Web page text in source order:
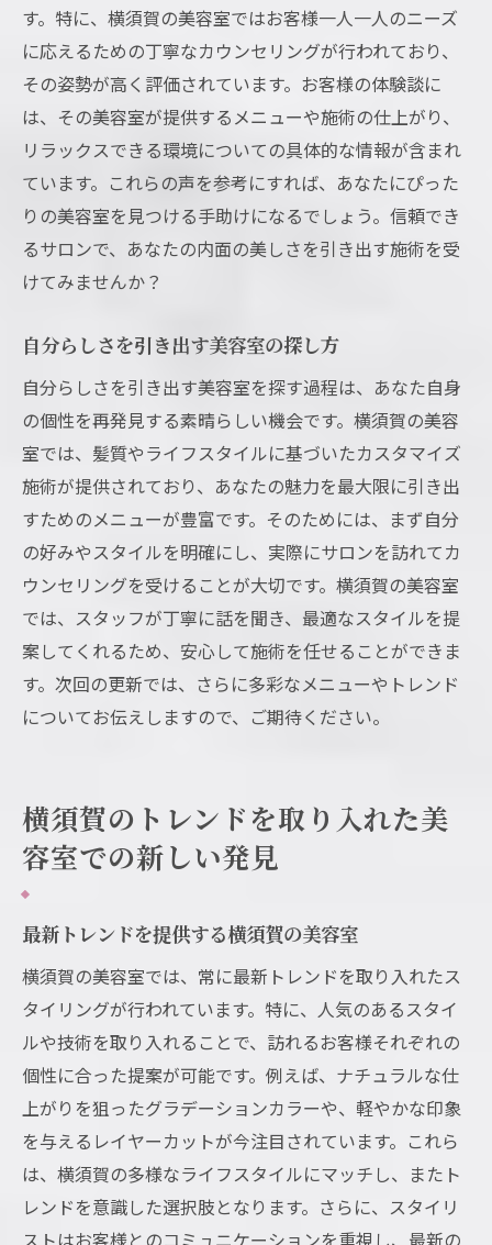
す。特に、横須賀の美容室ではお客様一人一人のニーズ
に応えるための丁寧なカウンセリングが行われており、
その姿勢が高く評価されています。お客様の体験談に
は、その美容室が提供するメニューや施術の仕上がり、
リラックスできる環境についての具体的な情報が含まれ
ています。これらの声を参考にすれば、あなたにぴった
りの美容室を見つける手助けになるでしょう。信頼でき
るサロンで、あなたの内面の美しさを引き出す施術を受
けてみませんか？
自分らしさを引き出す美容室の探し方
自分らしさを引き出す美容室を探す過程は、あなた自身
の個性を再発見する素晴らしい機会です。横須賀の美容
室では、髪質やライフスタイルに基づいたカスタマイズ
施術が提供されており、あなたの魅力を最大限に引き出
すためのメニューが豊富です。そのためには、まず自分
の好みやスタイルを明確にし、実際にサロンを訪れてカ
ウンセリングを受けることが大切です。横須賀の美容室
では、スタッフが丁寧に話を聞き、最適なスタイルを提
案してくれるため、安心して施術を任せることができま
す。次回の更新では、さらに多彩なメニューやトレンド
についてお伝えしますので、ご期待ください。
横須賀のトレンドを取り入れた美
容室での新しい発見
最新トレンドを提供する横須賀の美容室
横須賀の美容室では、常に最新トレンドを取り入れたス
タイリングが行われています。特に、人気のあるスタイ
ルや技術を取り入れることで、訪れるお客様それぞれの
個性に合った提案が可能です。例えば、ナチュラルな仕
上がりを狙ったグラデーションカラーや、軽やかな印象
を与えるレイヤーカットが今注目されています。これら
は、横須賀の多様なライフスタイルにマッチし、またト
レンドを意識した選択肢となります。さらに、スタイリ
ストはお客様とのコミュニケーションを重視し、最新の